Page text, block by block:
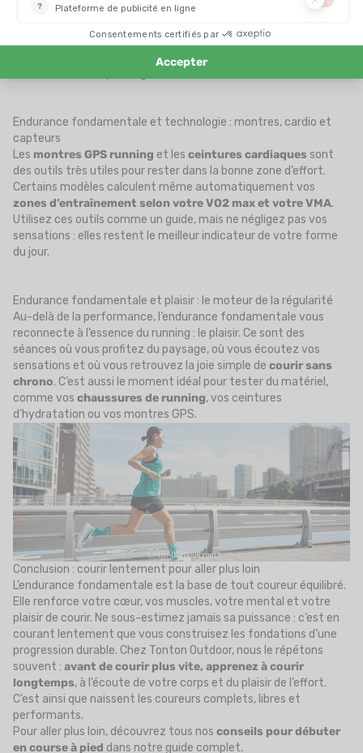
souvent le prix dans les derniers kilomètres.
gestion de l’énergie, de retarder le "mur du 30e km" et
d’améliorer la résistance mentale. C’est l’un des secrets des
Endurance fondamentale et technologie : montres, cardio et
capteurs
Les montres GPS running et les ceintures cardiaques sont
des outils très utiles pour rester dans la bonne zone d’effort.
Certains modèles calculent même automatiquement vos
zones d’entraînement selon votre VO2 max et votre VMA.
Utilisez ces outils comme un guide, mais ne négligez pas vos
sensations : elles restent le meilleur indicateur de votre forme
du jour.
Endurance fondamentale et plaisir : le moteur de la régularité
Au-delà de la performance, l’endurance fondamentale vous
reconnecte à l’essence du running : le plaisir. Ce sont des
séances où vous profitez du paysage, où vous écoutez vos
sensations et où vous retrouvez la joie simple de courir sans
chrono. C’est aussi le moment idéal pour tester du matériel,
comme vos chaussures de running, vos ceintures
d’hydratation ou vos montres GPS.
Conclusion : courir lentement pour aller plus loin
L’endurance fondamentale est la base de tout coureur équilibré.
Elle renforce votre cœur, vos muscles, votre mental et votre
plaisir de courir. Ne sous-estimez jamais sa puissance : c’est en
courant lentement que vous construisez les fondations d’une
progression durable. Chez Tonton Outdoor, nous le répétons
souvent : avant de courir plus vite, apprenez à courir
longtemps, à l’écoute de votre corps et du plaisir de l’effort.
C’est ainsi que naissent les coureurs complets, libres et
performants.
Pour aller plus loin, découvrez tous nos conseils pour débuter
en course à pied dans notre guide complet.